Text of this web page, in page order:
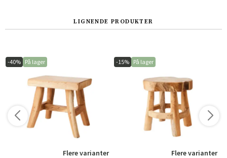
LIGNENDE PRODUKTER
-40% På lager
Flere varianter
-15% På lager
Flere varianter